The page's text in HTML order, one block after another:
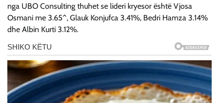
nga UBO Consulting thuhet se lideri kryesor është Vjosa
Osmani me 3.65^, Glauk Konjufca 3.41%, Bedri Hamza 3.14%
dhe Albin Kurti 3.12%.